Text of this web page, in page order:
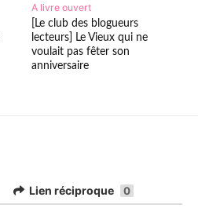
A livre ouvert
[Le club des blogueurs
lecteurs] Le Vieux qui ne
voulait pas fêter son
anniversaire
Lien réciproque 0